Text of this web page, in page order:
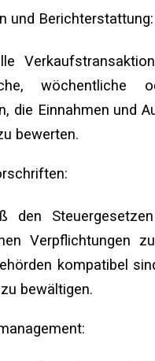
und Berichterstattung:
wöchentliche
die Einnahmen und
bewerten.
den
Verpflichtungen
kompatibel
bewältigen.